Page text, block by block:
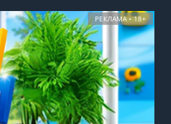
РЕКЛАМА • 18+